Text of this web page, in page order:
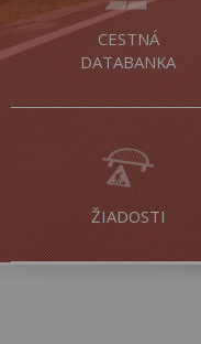
CESTNÁ
DATABANKA
ŽIADOSTI